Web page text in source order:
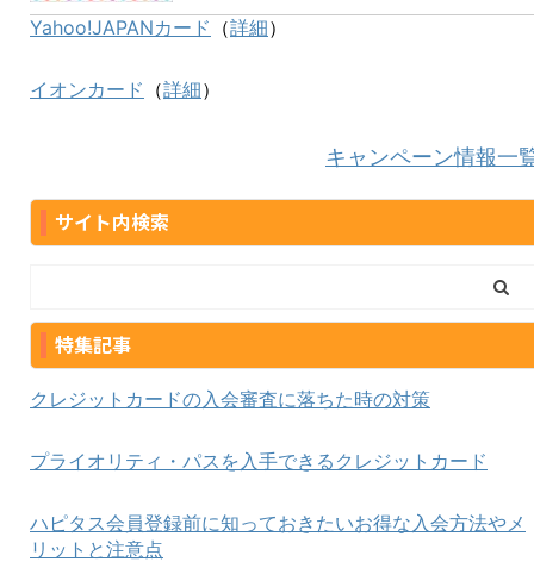
Yahoo!JAPANカード （詳細）
イオンカード （詳細）
キャンペーン情報一
サイト内検索
特集記事
クレジットカードの入会審査に落ちた時の対策
プライオリティ・パスを入手できるクレジットカード
ハピタス会員登録前に知っておきたいお得な入会方法やメ
リットと注意点